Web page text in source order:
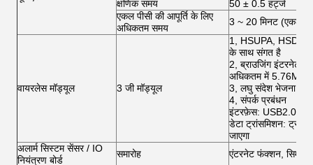
क्षणिक समय
50 ± 0.5 हर्ट्ज
एकल पीसी की आपूर्ति के लिए
अधिकतम समय
3 ~ 20 मिनट (एकल
वायरलेस मॉड्यूल 3 जी मॉड्यूल
1, HSUPA,
के साथ संगत है
2, ब्राउजिंग इंटरनेट
अधिकतम में
3, लघु संदेश भेजना और
4, संपर्क प्रबंधन
इंटरफ़ेस: USB2.0,
डेटा ट्रांसमिशन:
जाएगा
अलार्म सिस्टम सेंसर / IO
नियंत्रण बोर्ड
समारोह
एंटरनेट फंक्शन, सिम,